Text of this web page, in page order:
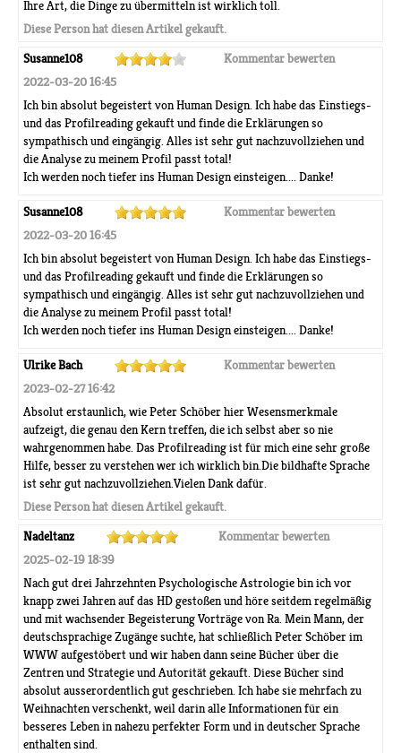
Ihre Art, die Dinge zu übermitteln ist wirklich toll.
Diese Person hat diesen Artikel gekauft.
Susanne108
Kommentar bewerten
2022-03-20 16:45
Ich bin absolut begeistert von Human Design. Ich habe das Einstiegs-
und das Profilreading gekauft und finde die Erklärungen so
sympathisch und eingängig. Alles ist sehr gut nachzuvollziehen und
die Analyse zu meinem Profil passt total!
Ich werden noch tiefer ins Human Design einsteigen.... Danke!
Susanne108
Kommentar bewerten
2022-03-20 16:45
Ich bin absolut begeistert von Human Design. Ich habe das Einstiegs-
und das Profilreading gekauft und finde die Erklärungen so
sympathisch und eingängig. Alles ist sehr gut nachzuvollziehen und
die Analyse zu meinem Profil passt total!
Ich werden noch tiefer ins Human Design einsteigen.... Danke!
Ulrike Bach
Kommentar bewerten
2023-02-27 16:42
Absolut erstaunlich, wie Peter Schöber hier Wesensmerkmale
aufzeigt, die genau den Kern treffen, die ich selbst aber so nie
wahrgenommen habe. Das Profilreading ist für mich eine sehr große
Hilfe, besser zu verstehen wer ich wirklich bin.Die bildhafte Sprache
ist sehr gut nachzuvollziehen.Vielen Dank dafür.
Diese Person hat diesen Artikel gekauft.
Nadeltanz
Kommentar bewerten
2025-02-19 18:39
Nach gut drei Jahrzehnten Psychologische Astrologie bin ich vor
knapp zwei Jahren auf das HD gestoßen und höre seitdem regelmäßig
und mit wachsender Begeisterung Vorträge von Ra. Mein Mann, der
deutschsprachige Zugänge suchte, hat schließlich Peter Schöber im
WWW aufgestöbert und wir haben dann seine Bücher über die
Zentren und Strategie und Autorität gekauft. Diese Bücher sind
absolut ausserordentlich gut geschrieben. Ich habe sie mehrfach zu
Weihnachten verschenkt, weil darin alle Informationen für ein
besseres Leben in nahezu perfekter Form und in deutscher Sprache
enthalten sind.